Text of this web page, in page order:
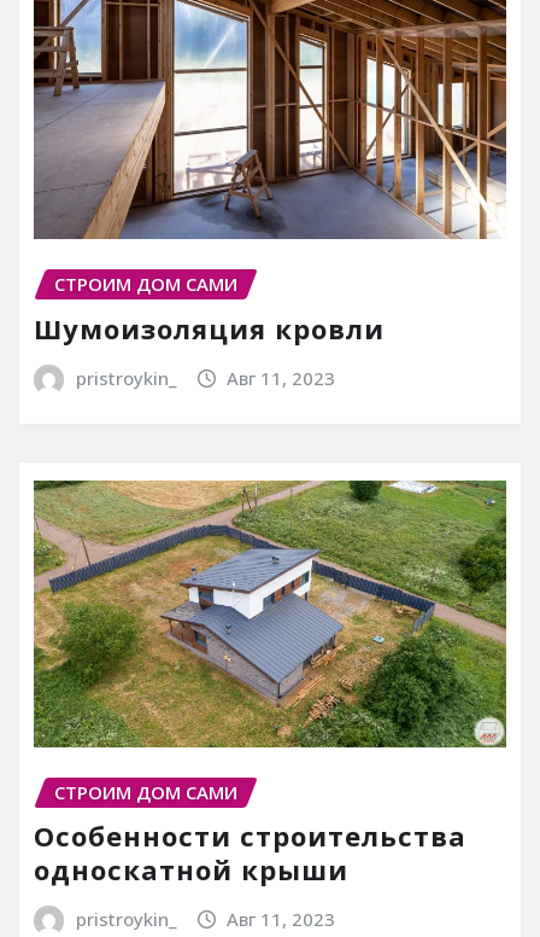
СТРОИМ ДОМ САМИ
Шумоизоляция кровли
pristroykin_ Авг 11, 2023
СТРОИМ ДОМ САМИ
Особенности строительства
односкатной крыши
pristroykin_ Авг 11, 2023